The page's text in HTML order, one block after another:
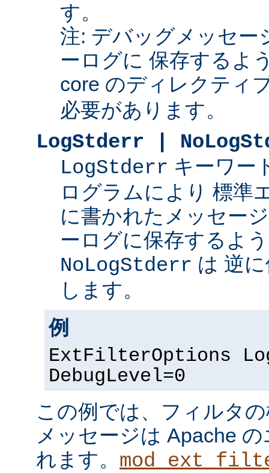
す。
注: デバッグメッセー
ーログに 保存するよ
core のディレクティ
必要があります。
LogStderr |
LogStderr キーワー
ログラムにより 標準
に書かれたメッセー
ーログに保存するよ
NoLogStderr は 逆
します。
例
ExtFilterOptions
DebugLevel=0
この例では、フィルタ
メッセージは Apache
れます。